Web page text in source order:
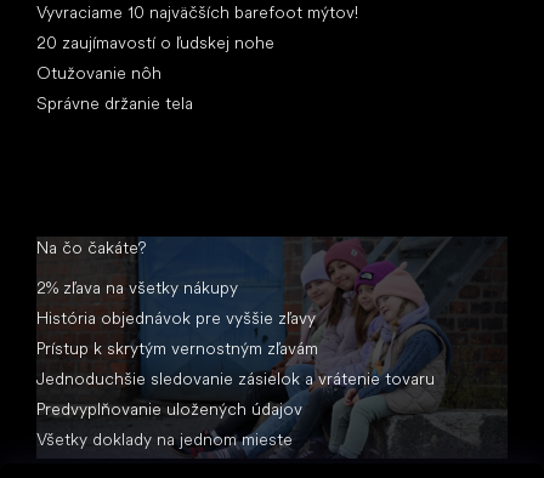
Vyvraciame 10 najväčších barefoot mýtov!
20 zaujímavostí o ľudskej nohe
Otužovanie nôh
Správne držanie tela
Na čo čakáte?
2% zľava na všetky nákupy
História objednávok pre vyššie zľavy
Prístup k skrytým vernostným zľavám
Jednoduchšie sledovanie zásielok a vrátenie tovaru
Predvyplňovanie uložených údajov
Všetky doklady na jednom mieste